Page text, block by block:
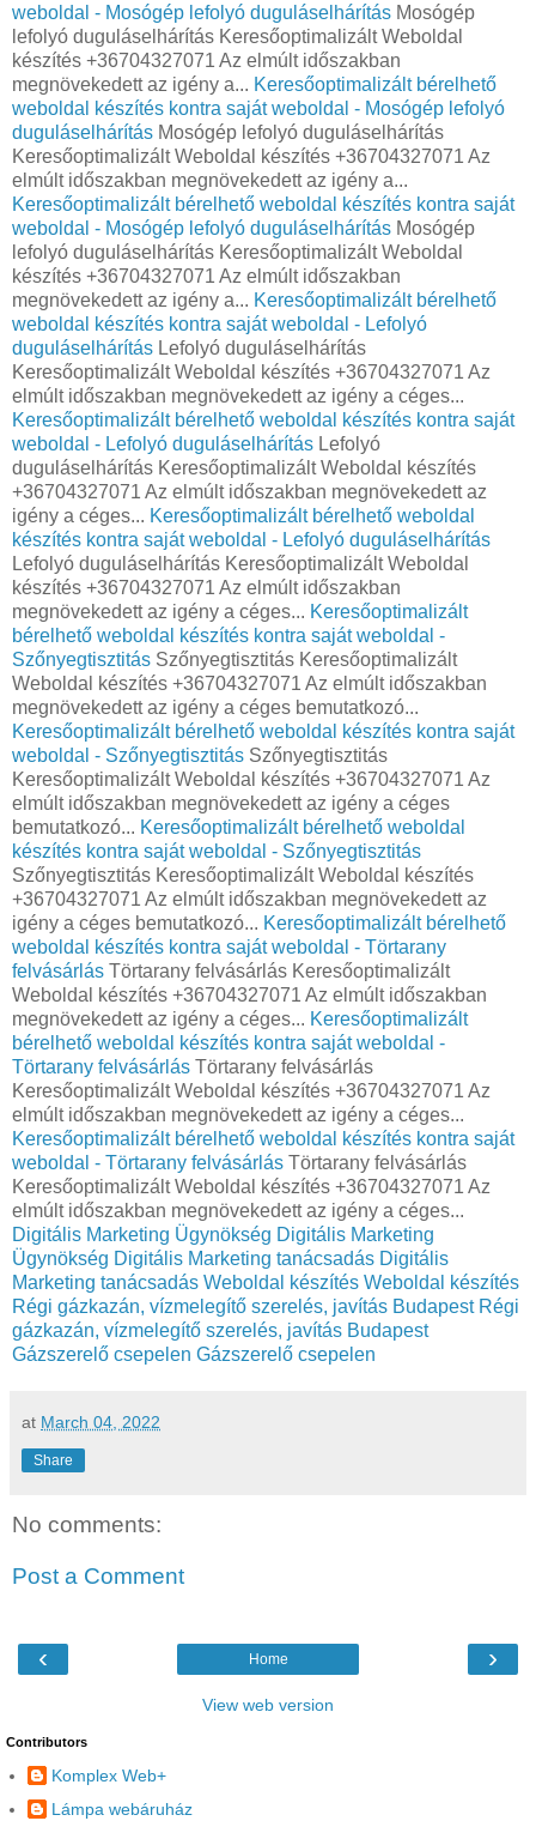
weboldal - Mosógép lefolyó duguláselhárítás Mosógép
lefolyó duguláselhárítás Keresőoptimalizált Weboldal
készítés +36704327071 Az elmúlt időszakban
megnövekedett az igény a... Keresőoptimalizált bérelhető
weboldal készítés kontra saját weboldal - Mosógép lefolyó
duguláselhárítás Mosógép lefolyó duguláselhárítás
Keresőoptimalizált Weboldal készítés +36704327071 Az
elmúlt időszakban megnövekedett az igény a...
Keresőoptimalizált bérelhető weboldal készítés kontra saját
weboldal - Mosógép lefolyó duguláselhárítás Mosógép
lefolyó duguláselhárítás Keresőoptimalizált Weboldal
készítés +36704327071 Az elmúlt időszakban
megnövekedett az igény a... Keresőoptimalizált bérelhető
weboldal készítés kontra saját weboldal - Lefolyó
duguláselhárítás Lefolyó duguláselhárítás
Keresőoptimalizált Weboldal készítés +36704327071 Az
elmúlt időszakban megnövekedett az igény a céges...
Keresőoptimalizált bérelhető weboldal készítés kontra saját
weboldal - Lefolyó duguláselhárítás Lefolyó
duguláselhárítás Keresőoptimalizált Weboldal készítés
+36704327071 Az elmúlt időszakban megnövekedett az
igény a céges... Keresőoptimalizált bérelhető weboldal
készítés kontra saját weboldal - Lefolyó duguláselhárítás
Lefolyó duguláselhárítás Keresőoptimalizált Weboldal
készítés +36704327071 Az elmúlt időszakban
megnövekedett az igény a céges... Keresőoptimalizált
bérelhető weboldal készítés kontra saját weboldal -
Szőnyegtisztitás Szőnyegtisztitás Keresőoptimalizált
Weboldal készítés +36704327071 Az elmúlt időszakban
megnövekedett az igény a céges bemutatkozó...
Keresőoptimalizált bérelhető weboldal készítés kontra saját
weboldal - Szőnyegtisztitás Szőnyegtisztitás
Keresőoptimalizált Weboldal készítés +36704327071 Az
elmúlt időszakban megnövekedett az igény a céges
bemutatkozó... Keresőoptimalizált bérelhető weboldal
készítés kontra saját weboldal - Szőnyegtisztitás
Szőnyegtisztitás Keresőoptimalizált Weboldal készítés
+36704327071 Az elmúlt időszakban megnövekedett az
igény a céges bemutatkozó... Keresőoptimalizált bérelhető
weboldal készítés kontra saját weboldal - Törtarany
felvásárlás Törtarany felvásárlás Keresőoptimalizált
Weboldal készítés +36704327071 Az elmúlt időszakban
megnövekedett az igény a céges... Keresőoptimalizált
bérelhető weboldal készítés kontra saját weboldal -
Törtarany felvásárlás Törtarany felvásárlás
Keresőoptimalizált Weboldal készítés +36704327071 Az
elmúlt időszakban megnövekedett az igény a céges...
Keresőoptimalizált bérelhető weboldal készítés kontra saját
weboldal - Törtarany felvásárlás Törtarany felvásárlás
Keresőoptimalizált Weboldal készítés +36704327071 Az
elmúlt időszakban megnövekedett az igény a céges...
Digitális Marketing Ügynökség Digitális Marketing
Ügynökség Digitális Marketing tanácsadás Digitális
Marketing tanácsadás Weboldal készítés Weboldal készítés
Régi gázkazán, vízmelegítő szerelés, javítás Budapest Régi
gázkazán, vízmelegítő szerelés, javítás Budapest
Gázszerelő csepelen Gázszerelő csepelen
at March 04, 2022
Share
No comments:
Post a Comment
‹ ›
Home
View web version
Contributors
Komplex Web+
Lámpa webáruház